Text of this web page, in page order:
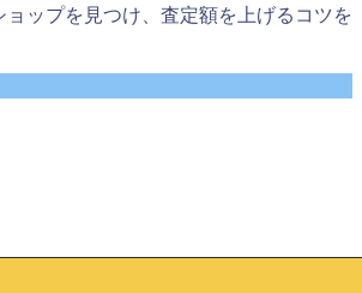
ップを見つけ、査定額を上げるコツを